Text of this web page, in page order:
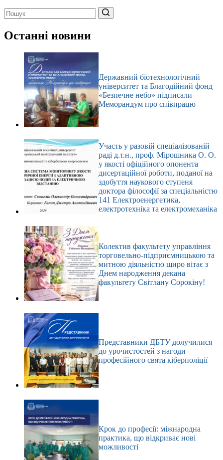
результатів
Останні новини
Державний біотехнологічний
університет та Благодійний фонд
«Безпечне небо» підписали
Меморандум про співпрацю
Участь у разовій спеціалізованій
раді д.т.н., проф. Мірошника О. О.
у якості офіційного опонента
дисертаційної роботи, поданої на
здобуття наукового ступеня
доктора філософії за спеціальністю
141 Електроенергетика,
електротехніка та електромеханіка
Колектив факультету управління
торговельно-підприємницькою та
митною діяльністю щиро вітає з
Днем народження декана
факультету Світлану Сорокіну!
Представники ДБТУ долучилися
до урочистостей з нагоди
професійного свята кіберполіції
Крок до професії: міжнародна
практика, що відкриває нові
можливості